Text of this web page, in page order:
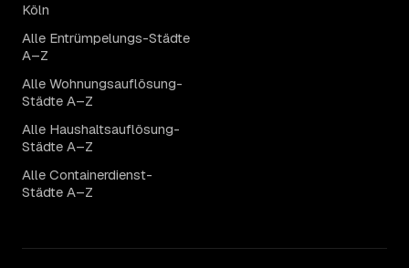
Köln
Alle Entrümpelungs-Städte
A–Z
Alle Wohnungsauflösung-
Städte A–Z
Alle Haushaltsauflösung-
Städte A–Z
Alle Containerdienst-
Städte A–Z